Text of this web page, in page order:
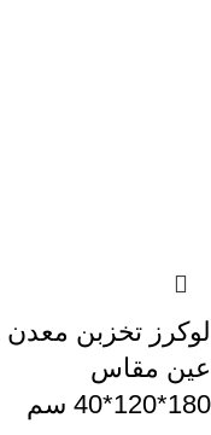
عين مقاس
180*120*40 سم